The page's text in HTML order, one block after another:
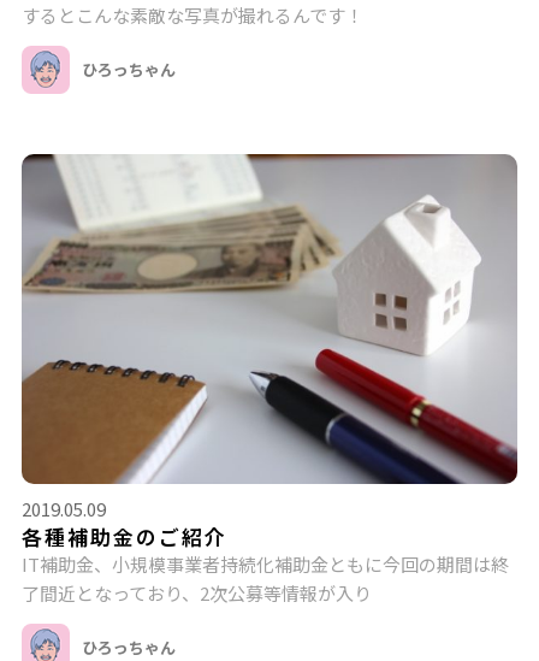
するとこんな素敵な写真が撮れるんです！
ひろっちゃん
2019.05.09
各種補助金のご紹介
IT補助金、小規模事業者持続化補助金ともに今回の期間は終
了間近となっており、2次公募等情報が入り
ひろっちゃん